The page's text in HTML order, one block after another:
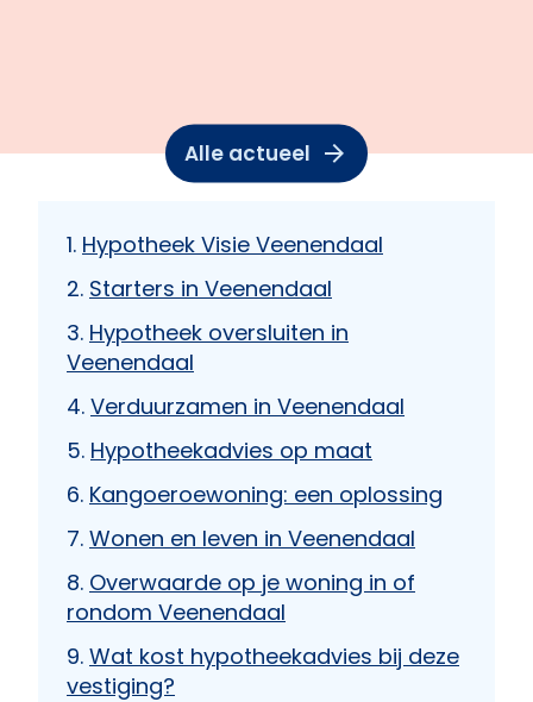
Alle actueel
Hypotheek Visie Veenendaal
Starters in Veenendaal
Hypotheek oversluiten in
Veenendaal
Verduurzamen in Veenendaal
Hypotheekadvies op maat
Kangoeroewoning: een oplossing
Wonen en leven in Veenendaal
Overwaarde op je woning in of
rondom Veenendaal
Wat kost hypotheekadvies bij deze
vestiging?